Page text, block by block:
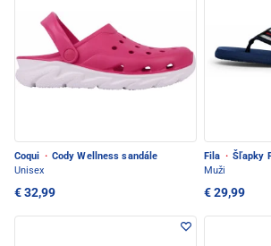
Coqui · Cody Wellness sandále
Unisex
€ 32,99
Fila · Šľapky
Muži
€ 29,99